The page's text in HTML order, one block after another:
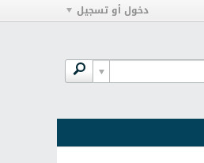
دخول أو تسجيل